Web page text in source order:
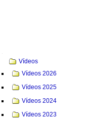
Navegação
Vídeos
Vídeos 2026
Vídeos 2025
Vídeos 2024
Vídeos 2023